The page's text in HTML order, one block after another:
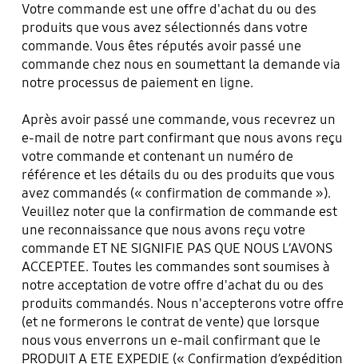
Votre commande est une offre d'achat du ou des
produits que vous avez sélectionnés dans votre
commande. Vous êtes réputés avoir passé une
commande chez nous en soumettant la demande via
notre processus de paiement en ligne.
Après avoir passé une commande, vous recevrez un
e-mail de notre part confirmant que nous avons reçu
votre commande et contenant un numéro de
référence et les détails du ou des produits que vous
avez commandés (« confirmation de commande »).
Veuillez noter que la confirmation de commande est
une reconnaissance que nous avons reçu votre
commande ET NE SIGNIFIE PAS QUE NOUS L’AVONS
ACCEPTEE. Toutes les commandes sont soumises à
notre acceptation de votre offre d'achat du ou des
produits commandés. Nous n'accepterons votre offre
(et ne formerons le contrat de vente) que lorsque
nous vous enverrons un e-mail confirmant que le
PRODUIT A ETE EXPEDIE (« Confirmation d’expédition